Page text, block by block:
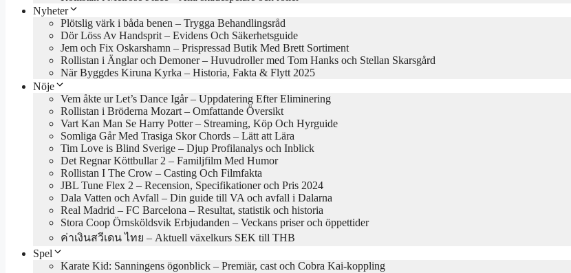
Nyheter
Plötslig värk i båda benen – Trygga Behandlingsråd
Dör Löss Av Handsprit – Evidens Och Säkerhetsguide
Jem och Fix Oskarshamn – Prispressad Butik Med Brett Sortiment
Rollistan i Änglar och Demoner – Huvudroller med Tom Hanks och Stellan Skarsgård
När Byggdes Kiruna Kyrka – Historia, Fakta & Flytt 2025
Nöje
Vem åkte ur Let’s Dance Igår – Uppdatering Efter Eliminering
Rollistan i Bröderna Mozart – Omfattande Översikt
Vart Kan Man Se Harry Potter – Streaming, Köp Och Hyrguide
Somliga Går Med Trasiga Skor Chords – Lätt att Lära
Tim Love is Blind Sverige – Djup Profilanalys och Inblick
Det Regnar Köttbullar 2 – Familjfilm Med Humor
Rollistan I The Crow – Casting Och Filmfakta
JBL Tune Flex 2 – Recension, Specifikationer och Pris 2024
Dala Vatten och Avfall – Din guide till VA och avfall i Dalarna
Real Madrid – FC Barcelona – Resultat, statistik och historia
Stora Coop Örnsköldsvik Erbjudanden – Veckans priser och öppettider
ค่าเงินสวีเดน ไทย – Aktuell växelkurs SEK till THB
Spel
Karate Kid: Sanningens ögonblick – Premiär, cast och Cobra Kai-koppling